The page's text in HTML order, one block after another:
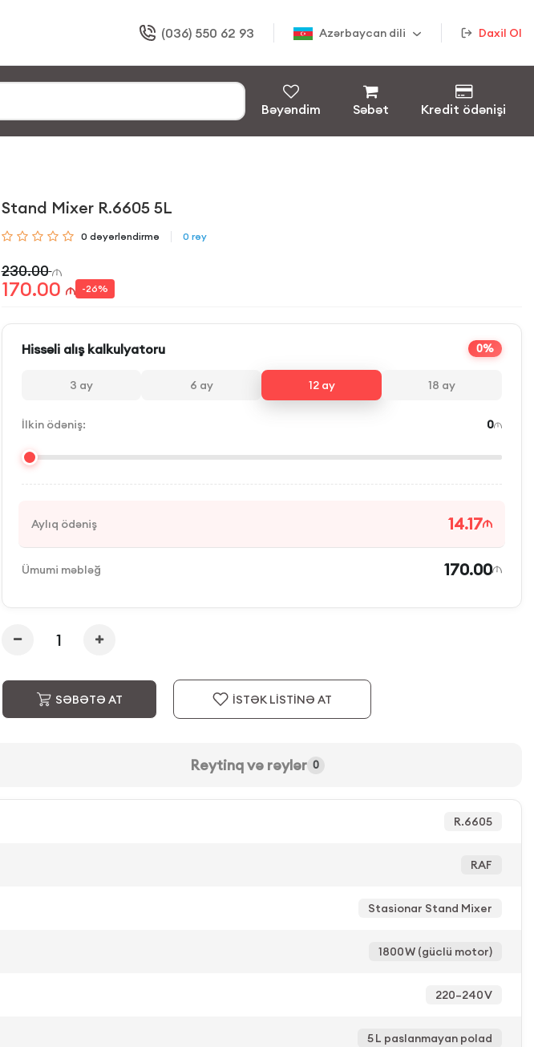
(036) 550 62 93 Azərbaycan dili Daxil Ol
Bəyəndim Səbət Kredit ödənişi
Stand Mixer R.6605 5L
0 dəyərləndirmə 0 rəy
230.00
170.00 -26%
Hissəli alış kalkulyatoru 0%
3 ay 6 ay 12ay 18 ay
İlkin ödəniş: 0
Aylıq ödəniş 14.17
Ümumi məbləğ 170.00
SƏBƏTƏ AT İSTƏK LİSTİNƏ AT
Reytinq və rəylər 0
R.6605
RAF
Stasionar Stand Mixer
1800 W (güclü motor)
220–240 V
5 L paslanmayan polad